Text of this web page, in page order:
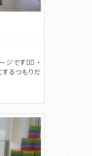
ジです😶‍🌫️ ・
るつもりだ